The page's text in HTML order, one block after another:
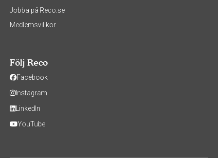
Jobba på Reco.se
Medlemsvillkor
Följ Reco
Facebook
Instagram
LinkedIn
YouTube